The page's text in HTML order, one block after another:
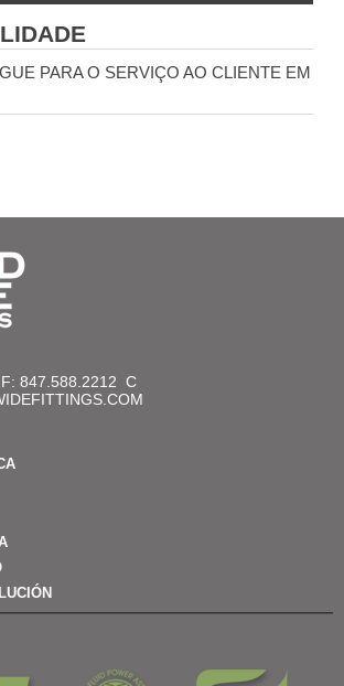
PARA O SERVIÇO AO CLIENTE EM
F: 847.588.2212 C